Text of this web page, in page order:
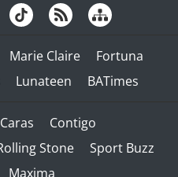
Marie Claire
Fortuna
Lunateen BATimes
Caras
Contigo
Stone
Sport Buzz
Maxima